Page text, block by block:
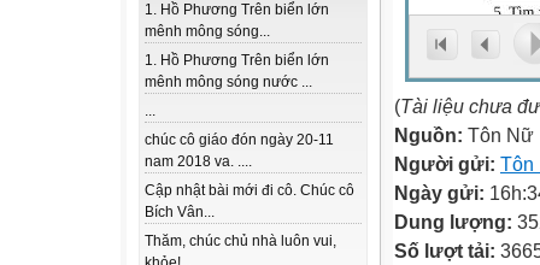
1. Hồ Phương Trên biển lớn
mênh mông sóng...
1. Hồ Phương Trên biển lớn
mênh mông sóng nước ...
...
chúc cô giáo đón ngày 20-11
nam 2018 va. ....
Cập nhật bài mới đi cô. Chúc cô
Bích Vân...
Thăm, chúc chủ nhà luôn vui,
(Tài liệu chưa
Nguồn: Tôn Nữ
Người gửi: Tôn
Ngày gửi:
Dung lượng:
Số lượt tải: